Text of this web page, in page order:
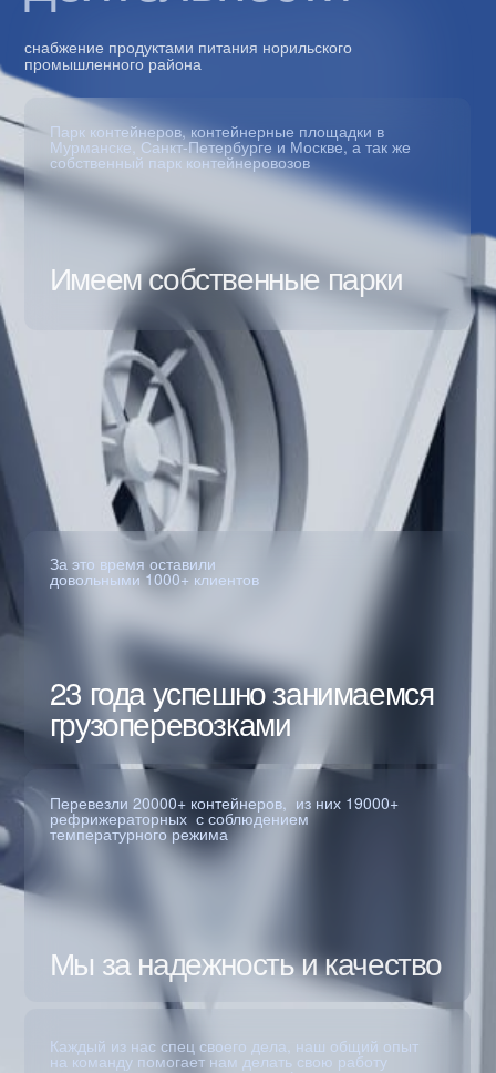
на команду помогает нам делать свою работу
максимально качественно и комфортно
Сильная команда
Полезный блог
Наши будни
Смотреть все фото